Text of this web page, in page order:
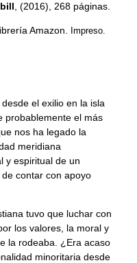
, (2016), 268 páginas.
Amazon.
Impreso.
el exilio en la isla
probablemente el más
nos ha legado la
meridiana
y espiritual de un
contar con apoyo
tuvo que luchar con
los valores, la moral y
la rodeaba. ¿Era acaso
minoritaria desde